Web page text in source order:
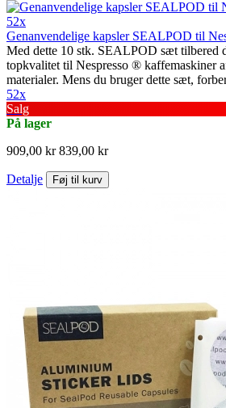
52x
Genanvendelige kapsler SEALPOD til
Med dette 10 stk. SEALPOD sæt tilbered
topkvalitet til Nespresso ® kaffemaskiner
materialer. Mens du bruger dette sæt,
52x
Salg
På lager
909,00 kr 839,00 kr
Detalje Føj til kurv